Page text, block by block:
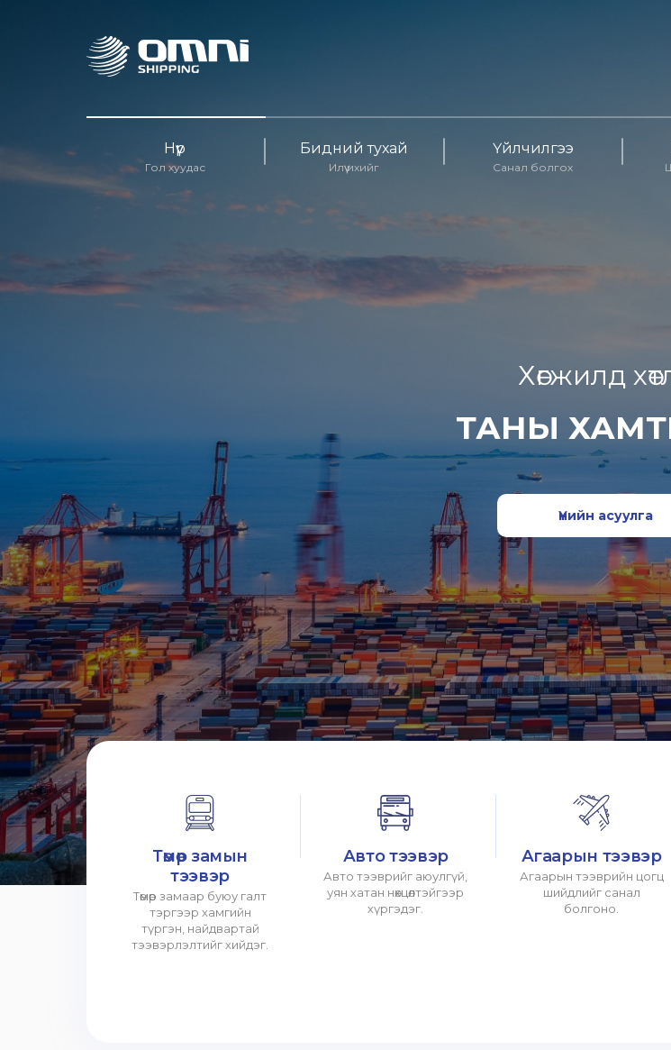
Нүүр
Гол хуудас
Бидний тухай
Илүү ихийг
Үйлчилгээ
Санал болгох
Хөгжилд
ТАНЫ
Үнийн асуулга
Төмөр замын
тээвэр
Төмөр замаар буюу галт
тэргээр хамгийн
түргэн, найдвартай
тээвэрлэлтийг хийдэг.
Авто тээвэр
Авто тээврийг аюулгүй,
уян хатан нөхцөлтэйгээр
хүргэдэг.
Агаарын тээвэр
Агаарын тээврийн цогц
шийдлийг санал
болгоно.